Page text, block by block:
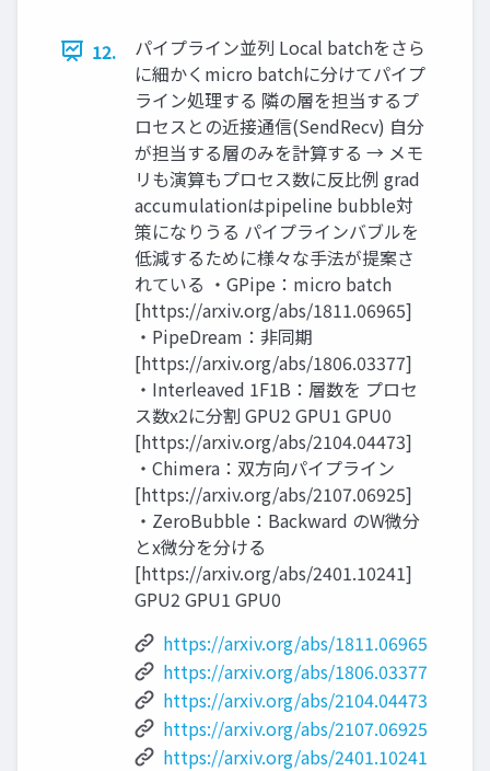
12.
パイプライン並列 Local batchをさら
に細かくmicro batchに分けてパイプ
ライン処理する 隣の層を担当するプ
ロセスとの近接通信(SendRecv) 自分
が担当する層のみを計算する → メモ
リも演算もプロセス数に反比例 grad
accumulationはpipeline bubble対
策になりうる パイプラインバブルを
低減するために様々な手法が提案さ
れている ・GPipe：micro batch
[https://arxiv.org/abs/1811.06965]
・PipeDream：非同期
[https://arxiv.org/abs/1806.03377]
・Interleaved 1F1B：層数を プロセ
ス数x2に分割 GPU2 GPU1 GPU0
[https://arxiv.org/abs/2104.04473]
・Chimera：双方向パイプライン
[https://arxiv.org/abs/2107.06925]
・ZeroBubble：Backward のW微分
とx微分を分ける
[https://arxiv.org/abs/2401.10241]
GPU2 GPU1 GPU0
https://arxiv.org/abs/1811.06965
https://arxiv.org/abs/1806.03377
https://arxiv.org/abs/2104.04473
https://arxiv.org/abs/2107.06925
https://arxiv.org/abs/2401.10241